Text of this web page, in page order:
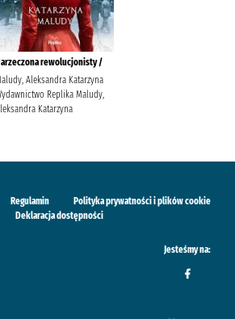
rewolucjonisty /
Aleksandra Katarzyna
Replika Maludy,
Katarzyna
Regulamin
Polityka prywatności i plików cookie
Deklaracja dostępności
Jesteśmy na: